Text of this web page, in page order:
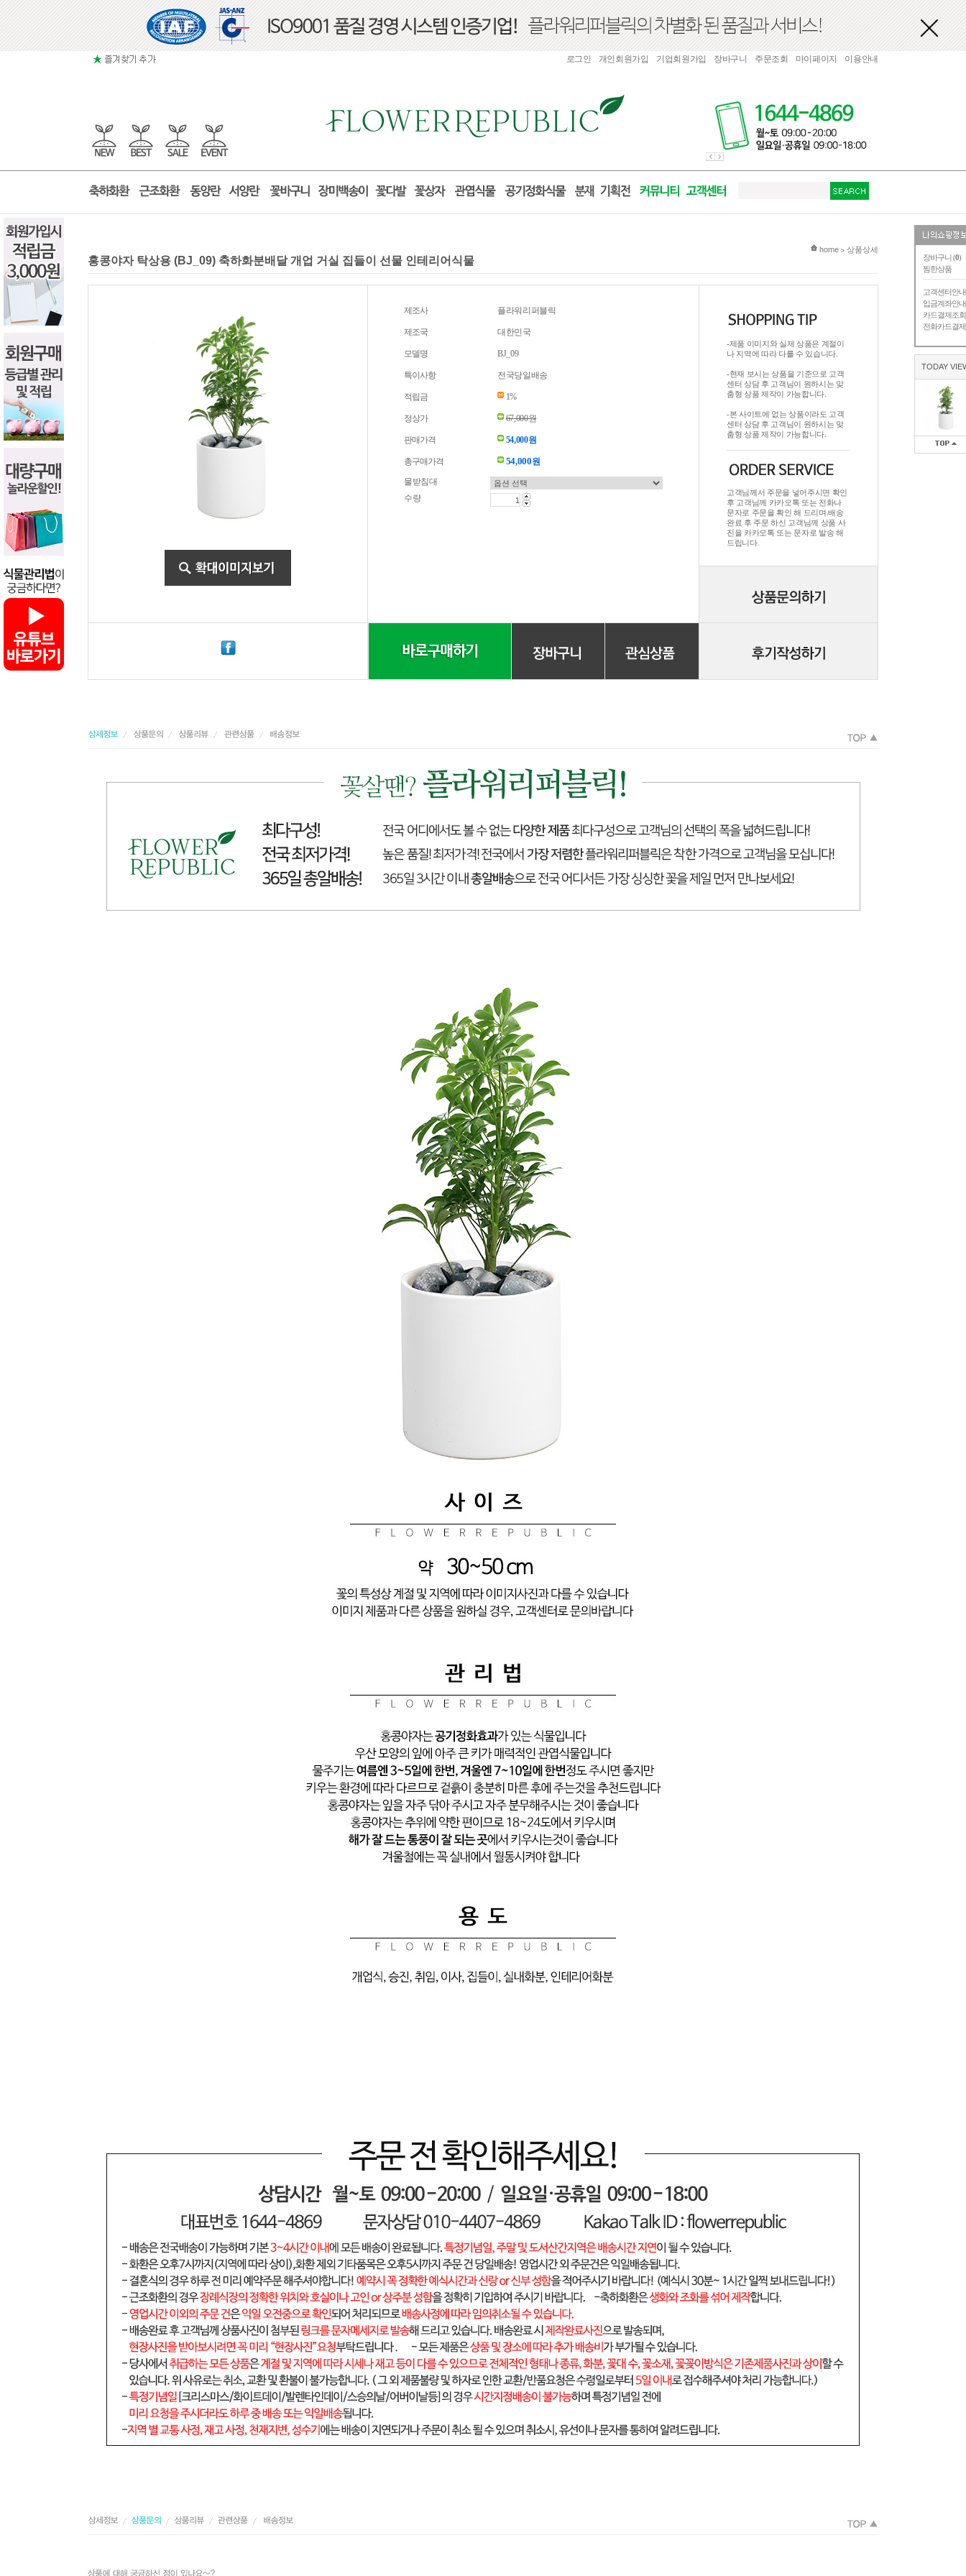
장바구니 (0)
찜한상품
고객센터안내
입금계좌안내
카드결제조회
전화카드결제
TODAY
로그인 개인회원가입 기업회원가입 장바구니 주문조회 마이페이지 이용안내
현재 위치
home > 상품상세
홍콩야자 탁상용 (BJ_09) 축하화분배달 개업 거실 집들이 선물 인테리어식물
제조사 플라워리퍼블릭
제조국 대한민국
모델명 BJ_09
특이사항 전국당일배송
적립금 1%
정상가 67,000원
판매가격 54,000원
총구매가격 54,000원
물받침대
수량
-제품 이미지와 실제 상품은 계절이
나 지역에 따라 다를 수 있습니다.
-현재 보시는 상품을 기준으로 고객
센터 상담 후 고객님이 원하시는 맞
춤형 상품 제작이 가능합니다.
-본 사이트에 없는 상품이라도 고객
센터 상담 후 고객님이 원하시는 맞
춤형 상품 제작이 가능합니다.
고객님께서 주문을 넣어주시면 확인
후 고객님께 카카오톡 또는 전화나
문자로 주문을 확인 해 드리며.배송
완료 후 주문 하신 고객님께 상품 사
진을 카카오톡 또는 문자로 발송 해
드립니다.